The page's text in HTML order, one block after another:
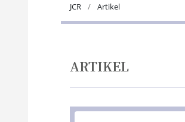
JCR Artikel
ARTIKEL